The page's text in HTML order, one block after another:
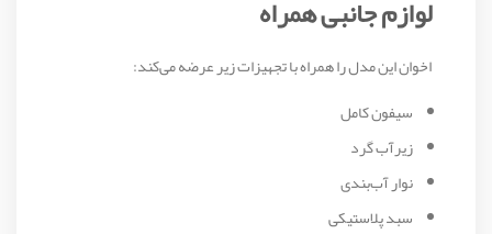
لوازم جانبی همراه
اخوان این مدل را همراه با تجهیزات زیر عرضه می‌کند:
سیفون کامل
زیرآب گرد
نوار آب‌بندی
سبد پلاستیکی